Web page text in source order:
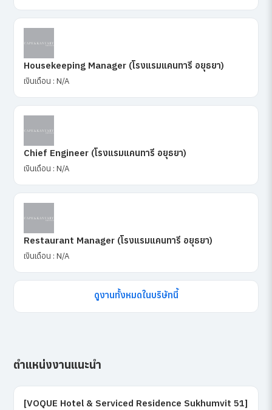
Housekeeping Manager (โรงแรมแคนทารี อยุธยา)
เงินเดือน : N/A
Chief Engineer (โรงแรมแคนทารี อยุธยา)
เงินเดือน : N/A
Restaurant Manager (โรงแรมแคนทารี อยุธยา)
เงินเดือน : N/A
ดูงานทั้งหมดในบริษัทนี้
ตำแหน่งงานแนะนำ
[VOQUE Hotel & Serviced Residence Sukhumvit 51]